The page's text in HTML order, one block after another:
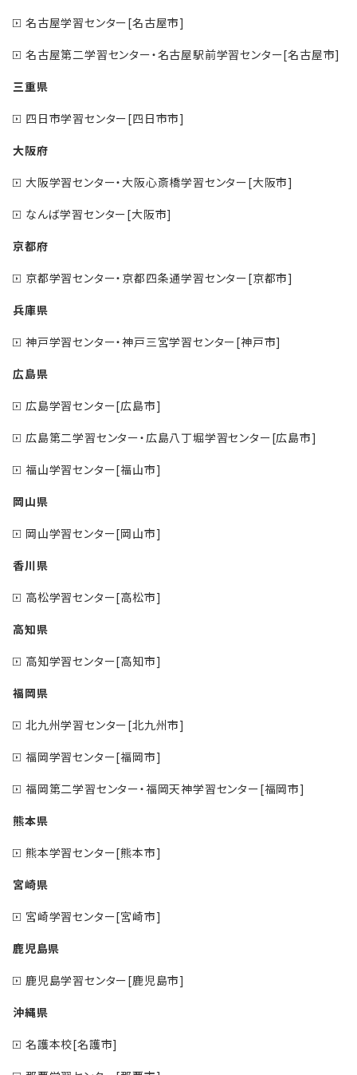
名古屋学習センター[名古屋市]
名古屋第二学習センター・名古屋駅前学習センター[名古屋市]
三重県
四日市学習センター[四日市市]
大阪府
大阪学習センター・大阪心斎橋学習センター[大阪市]
なんば学習センター[大阪市]
京都府
京都学習センター・京都四条通学習センター[京都市]
兵庫県
神戸学習センター・神戸三宮学習センター[神戸市]
広島県
広島学習センター[広島市]
広島第二学習センター・広島八丁堀学習センター[広島市]
福山学習センター[福山市]
岡山県
岡山学習センター[岡山市]
香川県
高松学習センター[高松市]
高知県
高知学習センター[高知市]
福岡県
北九州学習センター[北九州市]
福岡学習センター[福岡市]
福岡第二学習センター・福岡天神学習センター[福岡市]
熊本県
熊本学習センター[熊本市]
宮崎県
宮崎学習センター[宮崎市]
鹿児島県
鹿児島学習センター[鹿児島市]
沖縄県
名護本校[名護市]